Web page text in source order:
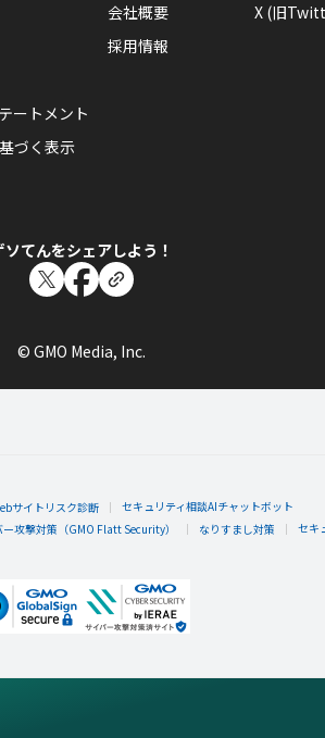
ートメント
づく表示
会社概要
採用情報
X (旧
ソてんをシェアしよう！
© GMO Media, Inc.
サイトリスク診断
セキュリティ相談AIチャットボット
ー攻撃対策（GMO Flatt Security） なりすまし対策 セキ